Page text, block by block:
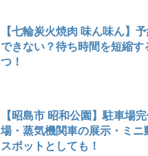
【七輪炭火焼肉 味ん味ん】
できない？待ち時間を短縮す
つ！
【昭島市 昭和公園】駐車場
場・蒸気機関車の展示・ミニ
スポットとしても！